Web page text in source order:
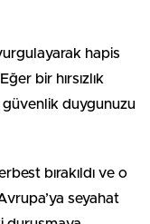
hapis
bir hırsızlık
güvenlik duygunuzu
bırakıldı ve o
seyahat